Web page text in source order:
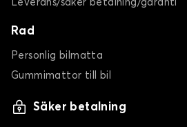
Leverans/säker betalning/garanti
Rad
Personlig bilmatta
Gummimattor till bil
Säker betalning